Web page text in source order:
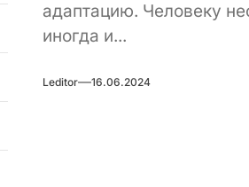
адаптацию. Человеку
иногда и...
Leditor 16.06.2024